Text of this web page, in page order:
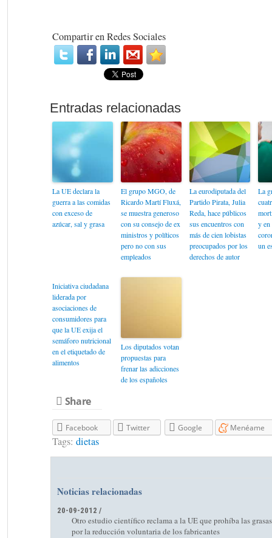
Compartir en Redes Sociales
La UE declara la
guerra a las comidas
con exceso de
azúcar, sal y grasa
El grupo MGO, de
Ricardo Martí Fluxá,
se muestra generoso
con su consejo de ex
ministros y políticos
pero no con sus
empleados
La eurodiputada del
Partido Pirata, Julia
Reda, hace públicos
sus encuentros con
más de cien lobistas
preocupados por los
derechos de autor
La
y en
un
Iniciativa ciudadana
liderada por
asociaciones de
consumidores para
que la UE exija el
semáforo nutricional
en el etiquetado de
alimentos
Los diputados votan
propuestas para
frenar las adicciones
de los españoles
Share
Facebook Twitter Google Menéame
Tags: dietas
Noticias relacionadas
20-09-2012 /
Otro estudio científico reclama a la UE que prohíba las
por la reducción voluntaria de los fabricantes